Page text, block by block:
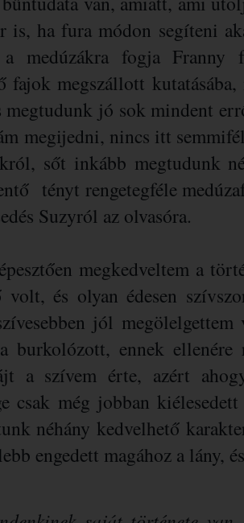
is, ha fura módon segíteni
a medúzákra fogja Franny
fajok megszállott
megtudunk jó sok mindent
megijedni, nincs itt
sőt inkább megtudunk
tényt rengetegféle
Suzyról az olvasóra.
megkedveltem a
volt, és olyan édesen
jól
burkolózott, ennek
a szívem érte, azért
csak még jobban
néhány kedvelhető
engedett magához a lány,